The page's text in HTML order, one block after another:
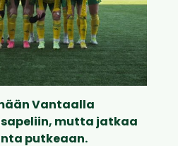
Vantaalla
mutta jatkaa
putkeaan.